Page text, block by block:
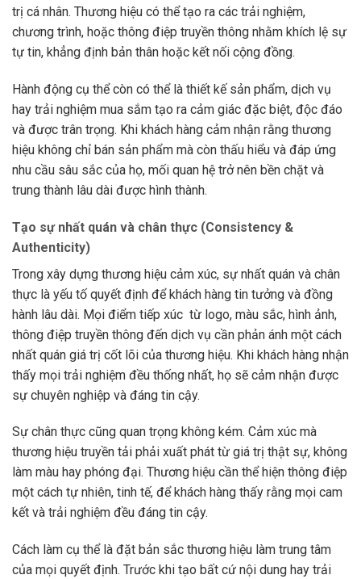
trị cá nhân. Thương hiệu có thể tạo ra các trải nghiệm,
chương trình, hoặc thông điệp truyền thông nhằm khích lệ sự
tự tin, khẳng định bản thân hoặc kết nối cộng đồng.
Hành động cụ thể còn có thể là thiết kế sản phẩm, dịch vụ
hay trải nghiệm mua sắm tạo ra cảm giác đặc biệt, độc đáo
và được trân trọng. Khi khách hàng cảm nhận rằng thương
hiệu không chỉ bán sản phẩm mà còn thấu hiểu và đáp ứng
nhu cầu sâu sắc của họ, mối quan hệ trở nên bền chặt và
trung thành lâu dài được hình thành.
Tạo sự nhất quán và chân thực (Consistency &
Authenticity)
Trong xây dựng thương hiệu cảm xúc, sự nhất quán và chân
thực là yếu tố quyết định để khách hàng tin tưởng và đồng
hành lâu dài. Mọi điểm tiếp xúc từ logo, màu sắc, hình ảnh,
thông điệp truyền thông đến dịch vụ cần phản ánh một cách
nhất quán giá trị cốt lõi của thương hiệu. Khi khách hàng nhận
thấy mọi trải nghiệm đều thống nhất, họ sẽ cảm nhận được
sự chuyên nghiệp và đáng tin cậy.
Sự chân thực cũng quan trọng không kém. Cảm xúc mà
thương hiệu truyền tải phải xuất phát từ giá trị thật sự, không
làm màu hay phóng đại. Thương hiệu cần thể hiện thông điệp
một cách tự nhiên, tinh tế, để khách hàng thấy rằng mọi cam
kết và trải nghiệm đều đáng tin cậy.
Cách làm cụ thể là đặt bản sắc thương hiệu làm trung tâm
của mọi quyết định. Trước khi tạo bất cứ nội dung hay trải